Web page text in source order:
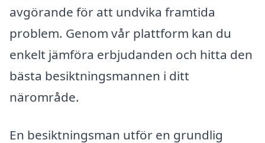
avgörande för att undvika framtida
problem. Genom vår plattform kan du
enkelt jämföra erbjudanden och hitta den
bästa besiktningsmannen i ditt
närområde.
En besiktningsman utför en grundlig